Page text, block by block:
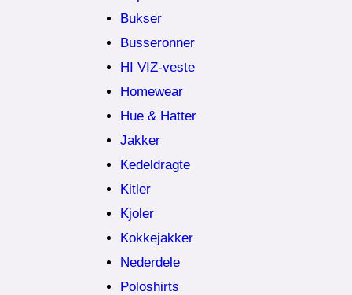
Bukser
Busseronner
HI VIZ-veste
Homewear
Hue & Hatter
Jakker
Kedeldragte
Kitler
Kjoler
Kokkejakker
Nederdele
Poloshirts